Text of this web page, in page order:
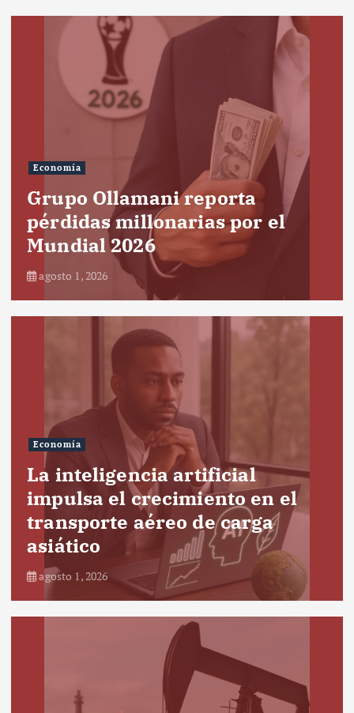
Economía
Grupo Ollamani reporta
pérdidas millonarias por el
Mundial 2026
agosto 1, 2026
Economía
La inteligencia artificial
impulsa el crecimiento en el
transporte aéreo de carga
asiático
agosto 1, 2026